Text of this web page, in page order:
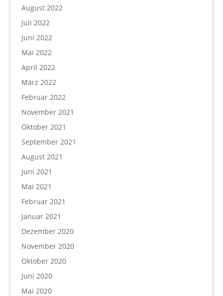
August 2022
Juli 2022
Juni 2022
Mai 2022
April 2022
März 2022
Februar 2022
November 2021
Oktober 2021
September 2021
August 2021
Juni 2021
Mai 2021
Februar 2021
Januar 2021
Dezember 2020
November 2020
Oktober 2020
Juni 2020
Mai 2020